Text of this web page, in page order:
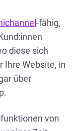
-fähig,
diese sich
Ihre Website, in
über
von